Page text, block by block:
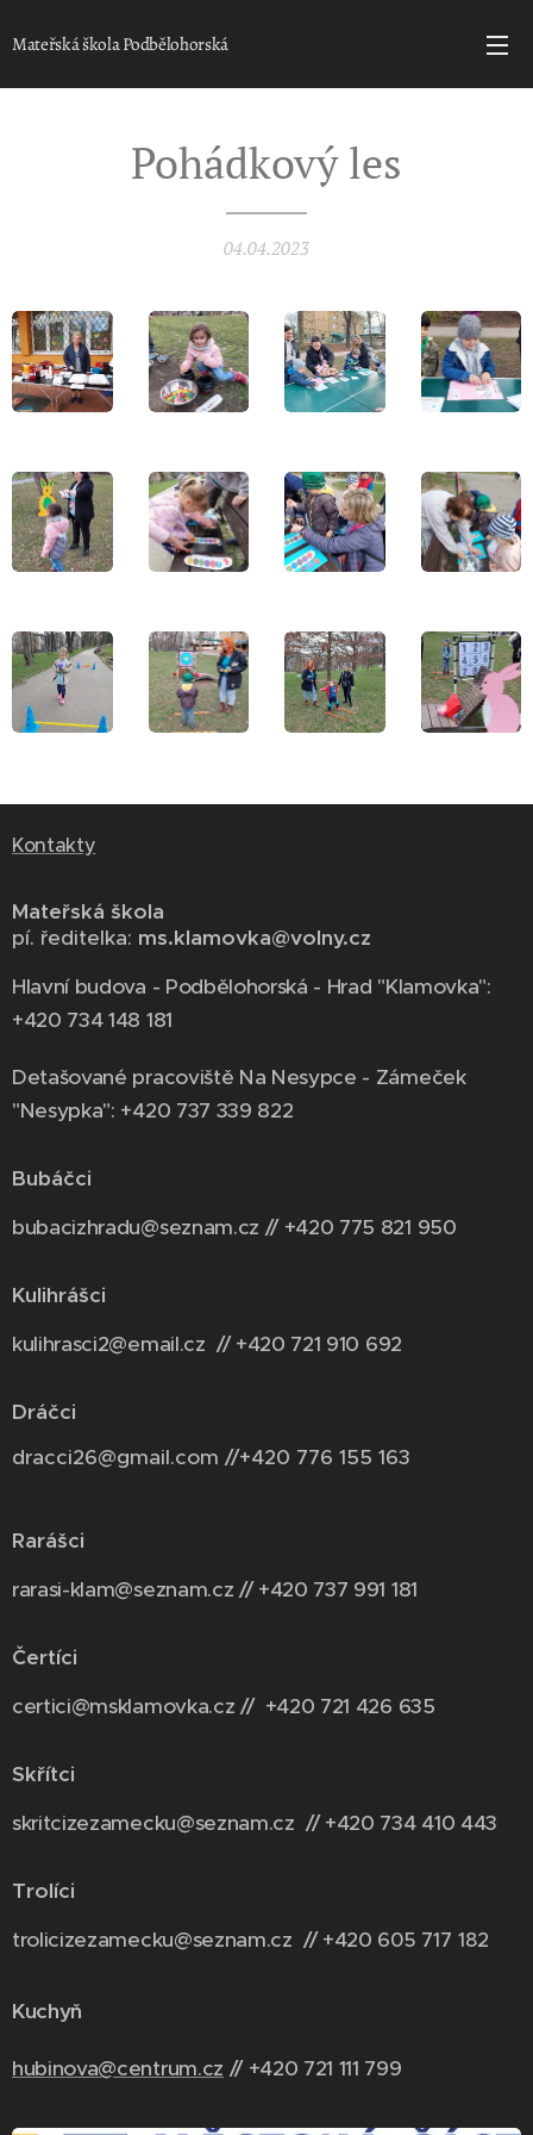
Mateřská škola Podbělohorská
Pohádkový les
04.04.2023
Kontakty
Mateřská škola
pí. ředitelka: ms.klamovka@volny.cz
Hlavní budova - Podbělohorská - Hrad "Klamovka":
+420 734 148 181
Detašované pracoviště Na Nesypce - Zámeček
"Nesypka": +420 737 339 822
Bubáčci
bubacizhradu@seznam.cz // +420 775 821 950
Kulihrášci
kulihrasci2@email.cz // +420 721 910 692
Dráčci
dracci26@gmail.com //+420 776 155 163
Rarášci
rarasi-klam@seznam.cz // +420 737 991 181
Čertíci
certici@msklamovka.cz // +420 721 426 635
Skřítci
skritcizezamecku@seznam.cz // +420 734 410 443
Trolíci
trolicizezamecku@seznam.cz // +420 605 717 182
Kuchyň
hubinova@centrum.cz // +420 721 111 799